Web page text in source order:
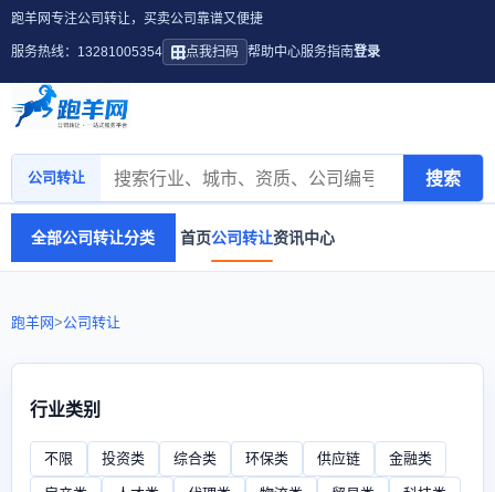
跑羊网专注公司转让，买卖公司靠谱又便捷
服务热线：13281005354 点我扫码 帮助中心服务指南登录
公司转让 搜索
全部公司转让分类 首页公司转让资讯中心
跑羊网>公司转让
行业类别
不限 投资类 综合类 环保类 供应链 金融类